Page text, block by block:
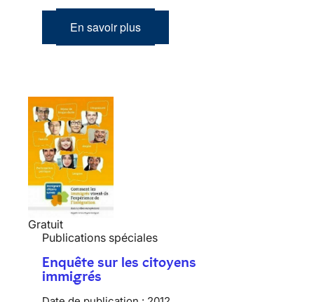
En savoir plus
Gratuit
Publications spéciales
Enquête sur les citoyens
immigrés